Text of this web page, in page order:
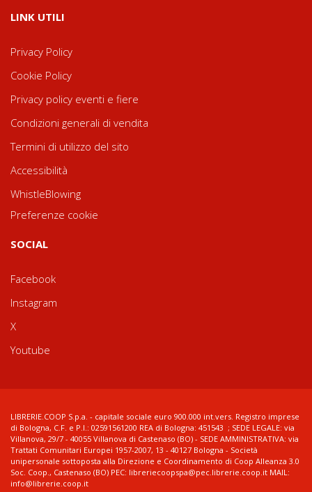
LINK UTILI
Privacy Policy
Cookie Policy
Privacy policy eventi e fiere
Condizioni generali di vendita
Termini di utilizzo del sito
Accessibilità
WhistleBlowing
Preferenze cookie
SOCIAL
Facebook
Instagram
X
Youtube
LIBRERIE.COOP S.p.a. - capitale sociale euro 900.000 int.vers. Registro imprese
di Bologna, C.F. e P.I.: 02591561200 REA di Bologna: 451543 ; SEDE LEGALE: via
Villanova, 29/7 - 40055 Villanova di Castenaso (BO) - SEDE AMMINISTRATIVA: via
Trattati Comunitari Europei 1957-2007, 13 - 40127 Bologna - Società
unipersonale sottoposta alla Direzione e Coordinamento di Coop Alleanza 3.0
Soc. Coop., Castenaso (BO) PEC: libreriecoopspa@pec.librerie.coop.it MAIL:
info@librerie.coop.it